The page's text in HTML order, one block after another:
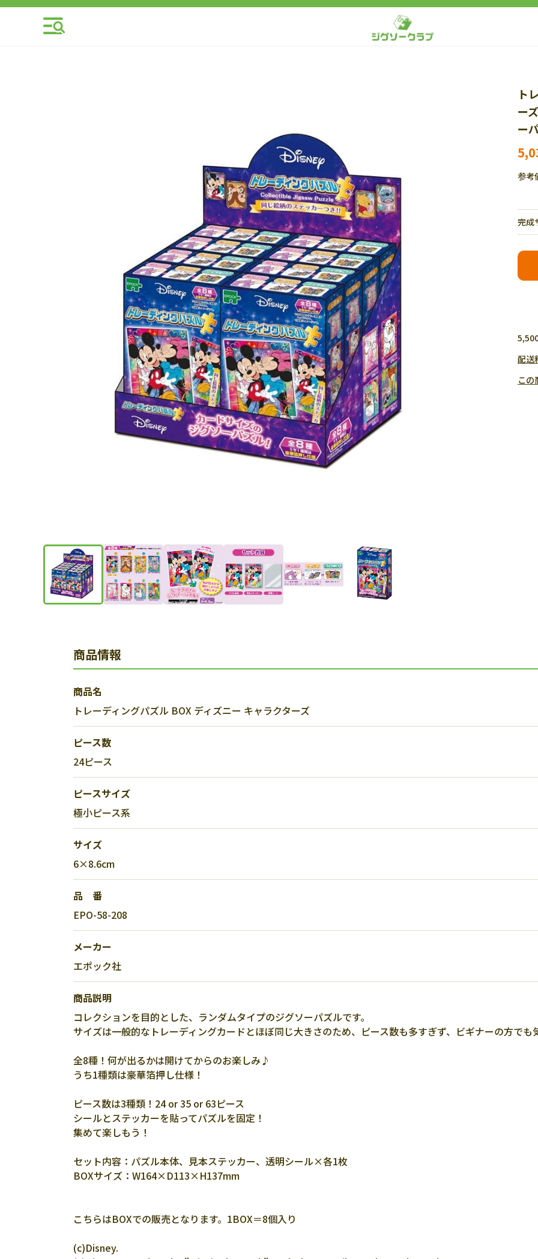
ト
ー
ー
参考
完成
配送
この
商品情報
商品名
トレーディングパズル BOX ディズニー キャラクターズ
ピース数
24ピース
ピースサイズ
極小ピース系
サイズ
6×8.6cm
品 番
EPO-58-208
メーカー
エポック社
商品説明
コレクションを目的とした、ランダムタイプのジグソーパズルです。
サイズは一般的なトレーディングカードとほぼ同じ大きさのため、ピース数も多すぎず、ビギナーの方でも
全8種！何が出るかは開けてからのお楽しみ♪
うち1種類は豪華箔押し仕様！
ピース数は3種類！24 or 35 or 63ピース
シールとステッカーを貼ってパズルを固定！
集めて楽しもう！
セット内容：パズル本体、見本ステッカー、透明シール×各1枚
BOXサイズ：W164×D113×H137mm
こちらはBOXでの販売となります。1BOX＝8個入り
(c)Disney.